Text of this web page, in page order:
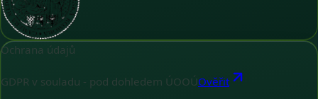
Ochrana údajů
GDPR v souladu - pod dohledem ÚOOÚOvěřit